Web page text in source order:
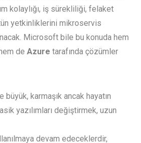
kolaylığı, iş sürekliliği, felaket
yetkinliklerini mikroservis
Microsoft bile bu konuda hem
de Azure tarafında çözümler
büyük, karmaşık ancak hayatın
yazılımları değiştirmek, uzun
devam edeceklerdir,